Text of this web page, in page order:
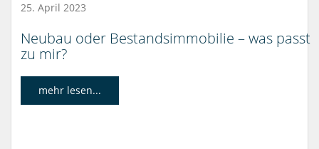
25. April 2023
Neubau oder Bestandsimmobilie – was passt
zu mir?
mehr lesen...